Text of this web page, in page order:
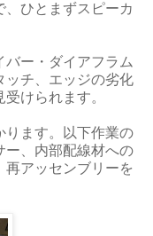
、ひとまずスピーカ
ー・ダイアフラム
ッチ、エッジの劣化
けられます。
ります。以下作業の
ー、内部配線材への
アッセンブリーを